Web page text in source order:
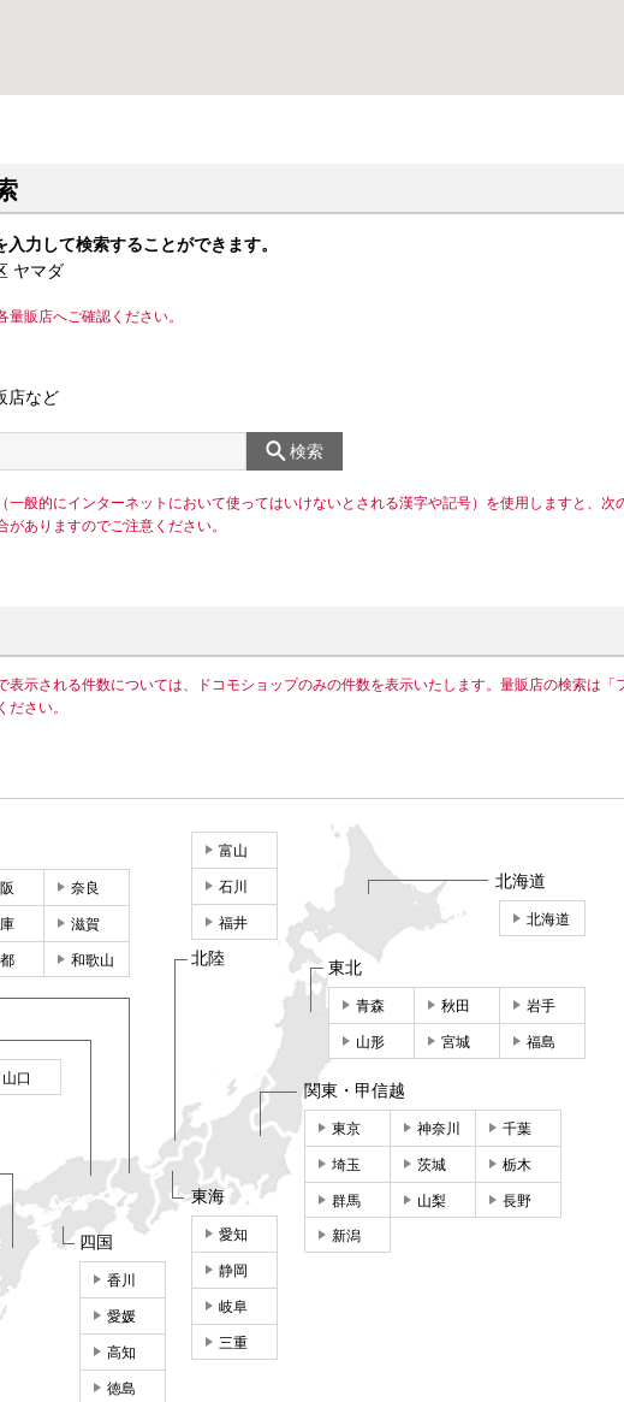
力して検索することができます。
ヤマダ
販店へご確認ください。
店など
検索
一般的にインターネットにおいて使ってはいけないとされる漢字や記号）を使用しますと、次
ありますのでご注意ください。
表示される件数については、ドコモショップのみの件数を表示いたします。量販店の検索は「
ださい。
北海道
北海道
東北
青森 秋田 岩手
山形 宮城 福島
関東・甲信越
東京 神奈川 千葉
埼玉 茨城 栃木
群馬 山梨 長野
新潟
東海
愛知
静岡
岐阜
三重
富山
石川
福井
北陸
奈良
滋賀
和歌山
山口
四国
香川
愛媛
高知
徳島